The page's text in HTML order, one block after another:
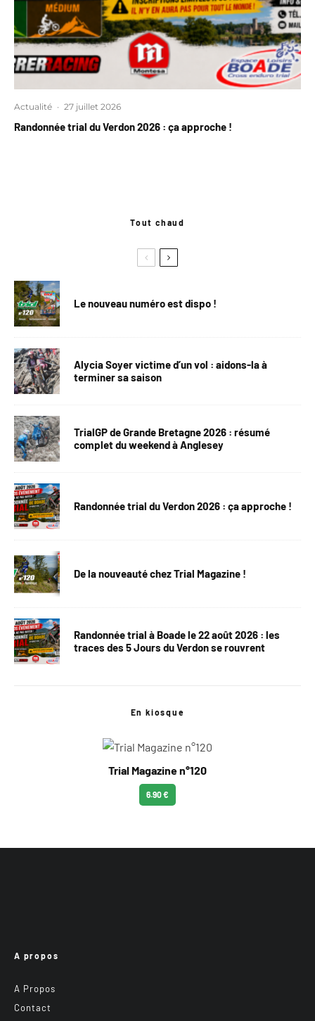
Actualité · 27 juillet 2026
Randonnée trial du Verdon 2026 : ça approche !
Tout chaud
Le nouveau numéro est dispo !
Alycia Soyer victime d’un vol : aidons-la à
terminer sa saison
TrialGP de Grande Bretagne 2026 : résumé
complet du weekend à Anglesey
Randonnée trial du Verdon 2026 : ça approche !
De la nouveauté chez Trial Magazine !
Randonnée trial à Boade le 22 août 2026 : les
traces des 5 Jours du Verdon se rouvrent
En kiosque
Trial Magazine n°120
6.90 €
A propos
A Propos
Contact